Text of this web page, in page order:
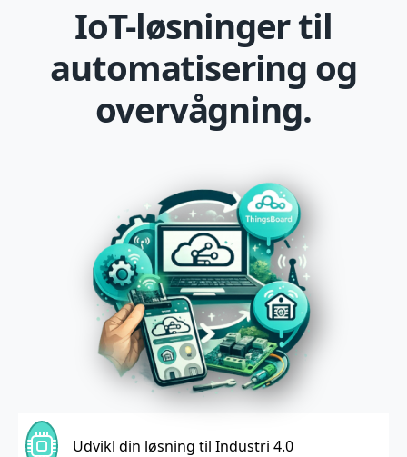
IoT-løsninger til
automatisering og
overvågning.
Udvikl din løsning til Industri 4.0